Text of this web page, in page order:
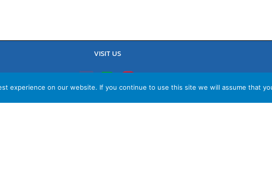
VISIT US
experience on our website. If you continue to use this site we will assume that